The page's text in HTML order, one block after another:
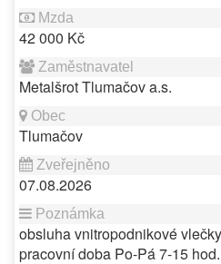
42 000 Kč
Metalšrot Tlumačov a.s.
Tlumačov
07.08.2026
obsluha vnitropodnikové
pracovní doba Po-Pá 7-15